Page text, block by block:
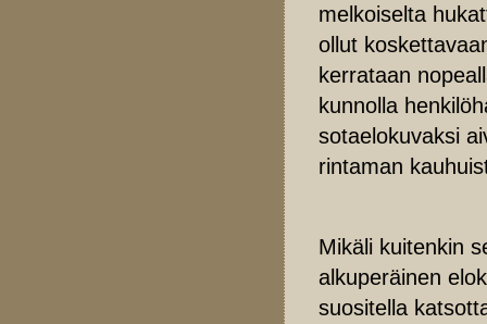
melkoiselta
ollut
kerrataan
kunnolla
sotaelokuvaksi
rintaman
Mikäli kuitenkin
alkuperäinen
suositella